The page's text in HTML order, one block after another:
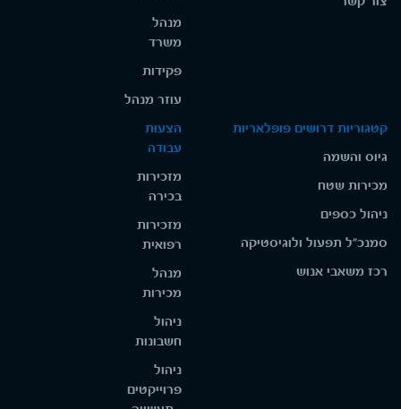
מנהל
משרד
פקידות
עוזר מנהל
קטגוריות דרושים פופלאריות
גיוס והשמה
מכירות שטח
ניהול כספים
סמנכ"ל תפעול ולוגיסטיקה
רכז משאבי אנוש
הצעות
עבודה
מזכירות
בכירה
מזכירות
רפואית
מנהל
מכירות
ניהול
חשבונות
ניהול
פרוייקטים